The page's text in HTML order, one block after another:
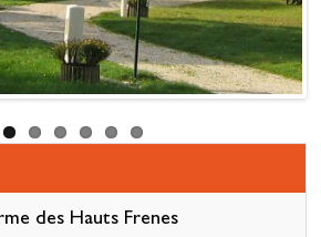
des Hauts Frenes